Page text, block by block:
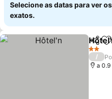
Selecione as datas para ver
exatos.
2 Estrelas
/
a 0.9